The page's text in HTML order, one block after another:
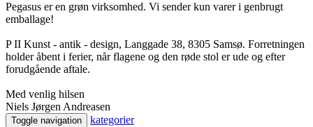
Pegasus er en grøn virksomhed. Vi sender kun varer i genbrugt
emballage!
P II Kunst - antik - design, Langgade 38, 8305 Samsø. Forretningen
holder åbent i ferier, når flagene og den røde stol er ude og efter
forudgående aftale.
Med venlig hilsen
Niels Jørgen Andreasen
Toggle navigation kategorier